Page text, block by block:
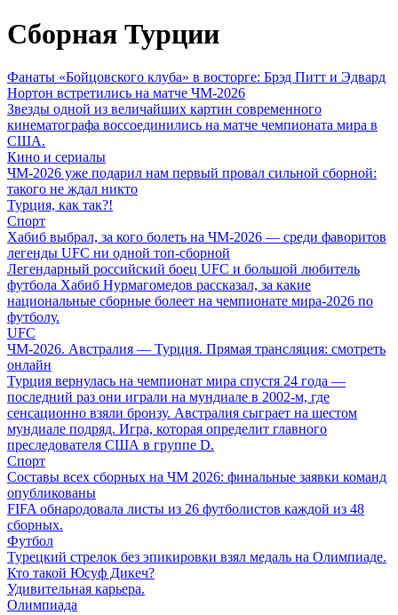
Сборная Турции
Фанаты «Бойцовского клуба» в восторге: Брэд Питт и Эдвард
Нортон встретились на матче ЧМ-2026
Звезды одной из величайших картин современного
кинематографа воссоединились на матче чемпионата мира в
США.
Кино и сериалы
ЧМ-2026 уже подарил нам первый провал сильной сборной:
такого не ждал никто
Турция, как так?!
Спорт
Хабиб выбрал, за кого болеть на ЧМ-2026 — среди фаворитов
легенды UFC ни одной топ-сборной
Легендарный российский боец UFC и большой любитель
футбола Хабиб Нурмагомедов рассказал, за какие
национальные сборные болеет на чемпионате мира-2026 по
футболу.
UFC
ЧМ-2026. Австралия — Турция. Прямая трансляция: смотреть
онлайн
Турция вернулась на чемпионат мира спустя 24 года —
последний раз они играли на мундиале в 2002-м, где
сенсационно взяли бронзу. Австралия сыграет на шестом
мундиале подряд. Игра, которая определит главного
преследователя США в группе D.
Спорт
Составы всех сборных на ЧМ 2026: финальные заявки команд
опубликованы
FIFA обнародовала листы из 26 футболистов каждой из 48
сборных.
Футбол
Турецкий стрелок без эпикировки взял медаль на Олимпиаде.
Кто такой Юсуф Дикеч?
Удивительная карьера.
Олимпиада